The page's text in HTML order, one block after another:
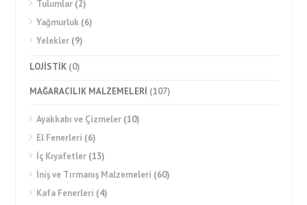
Tulumlar (2)
Yağmurluk (6)
Yelekler (9)
LOJİSTİK (0)
MAĞARACILIK MALZEMELERİ (107)
Ayakkabı ve Çizmeler (10)
El Fenerleri (6)
İç Kıyafetler (13)
İniş ve Tırmanış Malzemeleri (60)
Kafa Fenerleri (4)